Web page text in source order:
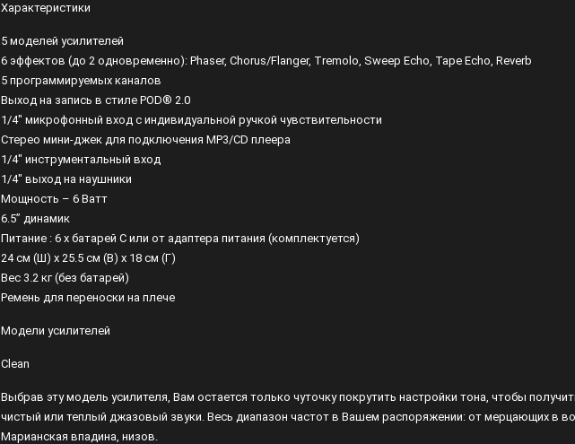
Характеристики
5 моделей усилителей
6 эффектов (до 2 одновременно): Phaser, Chorus/Flanger, Tremolo, Sweep Echo, Tape Echo, Reverb
5 программируемых каналов
Выход на запись в стиле POD® 2.0
1/4" микрофонный вход с индивидуальной ручкой чувствительности
Стерео мини-джек для подключения MP3/CD плеера
1/4" инструментальный вход
1/4" выход на наушники
Мощность – 6 Ватт
6.5” динамик
Питание : 6 х батарей С или от адаптера питания (комплектуется)
24 см (Ш) x 25.5 см (В) x 18 см (Г)
Вес 3.2 кг (без батарей)
Ремень для переноски на плече
Модели усилителей
Clean
Выбрав эту модель усилителя, Вам остается только чуточку покрутить настройки тона, чтобы
чистый или теплый джазовый звуки. Весь диапазон частот в Вашем распоряжении: от мерцающих в
Марианская впадина, низов.